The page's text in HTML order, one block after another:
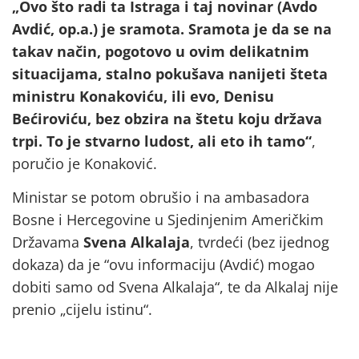
„Ovo što radi ta Istraga i taj novinar (Avdo
Avdić, op.a.) je sramota. Sramota je da se na
takav način, pogotovo u ovim delikatnim
situacijama, stalno pokušava nanijeti šteta
ministru Konakoviću, ili evo, Denisu
Bećiroviću, bez obzira na štetu koju država
trpi. To je stvarno ludost, ali eto ih tamo“,
poručio je Konaković.
Ministar se potom obrušio i na ambasadora
Bosne i Hercegovine u Sjedinjenim Američkim
Državama Svena Alkalaja, tvrdeći (bez ijednog
dokaza) da je “ovu informaciju (Avdić) mogao
dobiti samo od Svena Alkalaja“, te da Alkalaj nije
prenio „cijelu istinu“.